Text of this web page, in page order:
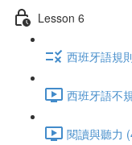
Lesson 6
西班牙語規
西班牙語不
閱讀與聽力